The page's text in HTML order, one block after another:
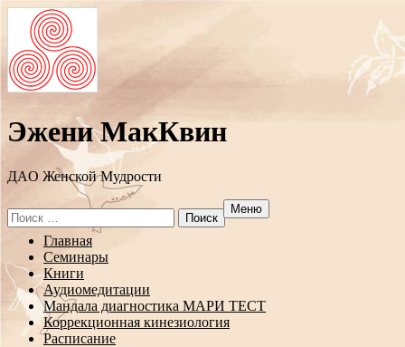
Эжени МакКвин
ДAO Женской Мудрости
Search
for:
Меню
Перейти
содержанию
Главная
Семинары
Книги
Аудиомедитации
Мандала диагностика МАРИ ТЕСТ
Коррекционная кинезиология
Расписание